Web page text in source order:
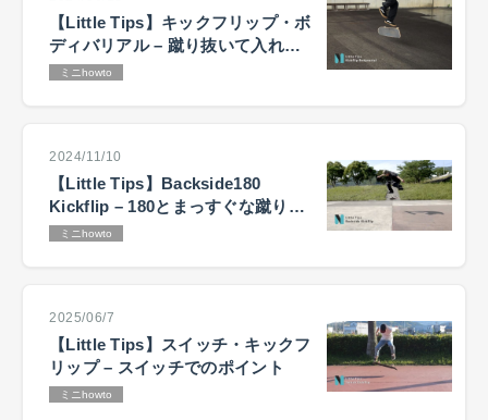
【Little Tips】キックフリップ・ボ
ディバリアル – 蹴り抜いて入れ替
えミニhowto
2024/11/10
【Little Tips】Backside180
Kickflip – 180とまっすぐな蹴り抜
きミニhowto
2025/06/7
【Little Tips】スイッチ・キックフ
リップ – スイッチでのポイント
ミニhowto